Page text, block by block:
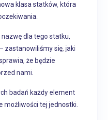
klasa statków, która
dla tego statku,
zastanowiliśmy się, jaki
że będzie
nami.
badań każdy element
możliwości tej jednostki.